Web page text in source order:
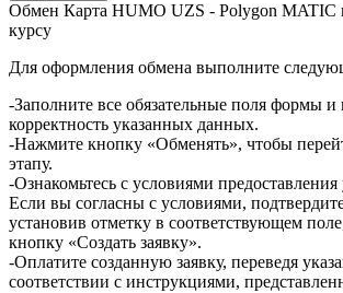
Обмен Карта HUMO UZS - Polygon MATIC
курсу
Для оформления обмена выполните
-Заполните все обязательные поля формы и
корректность указанных данных.
-Нажмите кнопку «Обменять», чтобы
этапу.
-Ознакомьтесь с условиями предоставления
Если вы согласны с условиями,
установив отметку в соответствующем
кнопку «Создать заявку».
-Оплатите созданную заявку, переведя
соответствии с инструкциями,